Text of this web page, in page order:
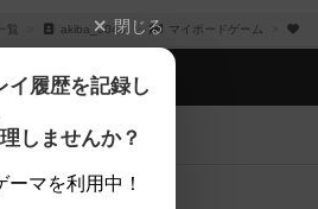
覧 akiba_0044 マイボードゲーム
閉じる
イ履歴を記録し
しませんか？
ーマを利用中！
る
ビュー